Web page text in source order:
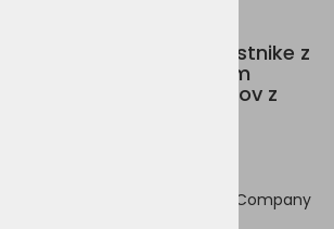
idealna izbira za lastnike z
ali veganskim načinom
ki ne želijo imeti stikov z
Benevo ohranja oceno Ethical Company